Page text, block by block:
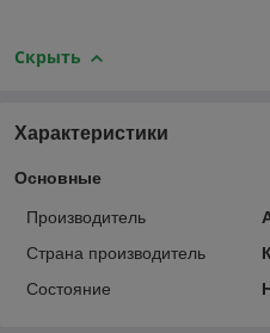
Скрыть
Характеристики
Основные
Производитель
Страна производитель
Состояние